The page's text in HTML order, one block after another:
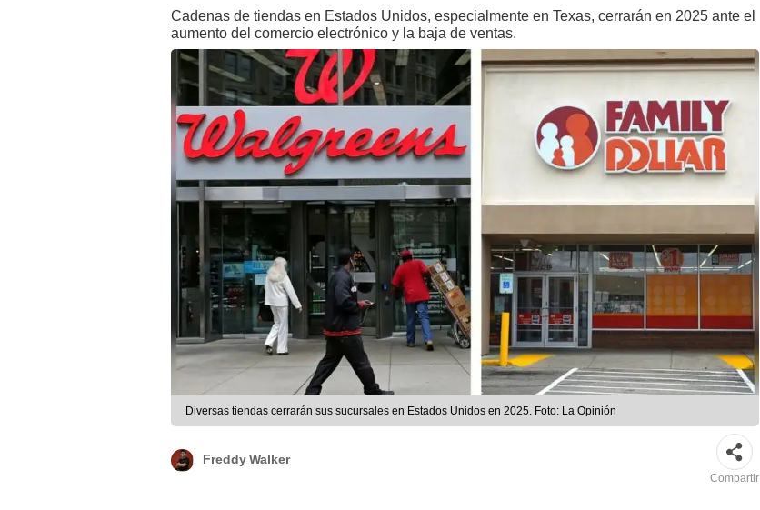
Cadenas de tiendas en Estados Unidos, especialmente en Texas, cerrarán en 2025 ante el
aumento del comercio electrónico y la baja de ventas.
Diversas tiendas cerrarán sus sucursales en Estados Unidos en 2025. Foto: La Opinión
Freddy Walker
Compartir